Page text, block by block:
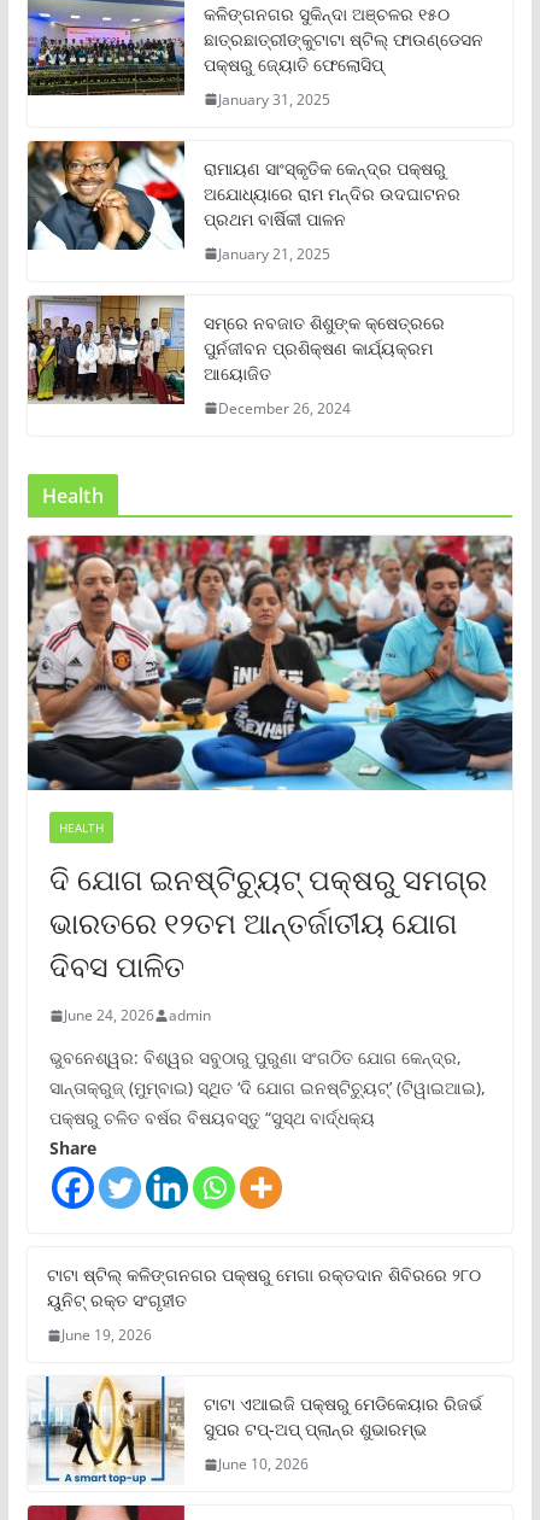
କଳିଙ୍ଗନଗର ସୁକିନ୍ଦା ଅଞ୍ଚଳର ୧୫୦
ଛାତ୍ରଛାତ୍ରୀଙ୍କୁଟାଟା ଷ୍ଟିଲ୍ ଫାଉଣ୍ଡେସନ
ପକ୍ଷରୁ ଜ୍ୟୋତି ଫେଲୋସିପ୍‌
January 31, 2025
ରାମାୟଣ ସାଂସ୍କୃତିକ କେନ୍ଦ୍ର ପକ୍ଷରୁ
ଅଯୋଧ୍ୟାରେ ରାମ ମନ୍ଦିର ଉଦଘାଟନର
ପ୍ରଥମ ବାର୍ଷିକୀ ପାଳନ
January 21, 2025
ସମ୍‌ରେ ନବଜାତ ଶିଶୁଙ୍କ କ୍ଷେତ୍ରରେ
ପୁର୍ନଜୀବନ ପ୍ରଶିକ୍ଷଣ କାର୍ଯ୍ୟକ୍ରମ
ଆୟୋଜିତ
December 26, 2024
Health
HEALTH
ଦି ଯୋଗ ଇନଷ୍ଟିଚ୍ୟୁଟ୍ ପକ୍ଷରୁ ସମଗ୍ର
ଭାରତରେ ୧୨ତମ ଆନ୍ତର୍ଜାତୀୟ ଯୋଗ
ଦିବସ ପାଳିତ
June 24, 2026 admin
ଭୁବନେଶ୍ୱର: ବିଶ୍ୱର ସବୁଠାରୁ ପୁରୁଣା ସଂଗଠିତ ଯୋଗ କେନ୍ଦ୍ର,
ସାନ୍ତାକ୍ରୁଜ୍ (ମୁମ୍ବାଇ) ସ୍ଥିତ ‘ଦି ଯୋଗ ଇନଷ୍ଟିଚ୍ୟୁଟ୍‌’ (ଟିୱାଇଆଇ),
ପକ୍ଷରୁ ଚଳିତ ବର୍ଷର ବିଷୟବସ୍ତୁ “ସୁସ୍ଥ ବାର୍ଦ୍ଧକ୍ୟ
Share
ଟାଟା ଷ୍ଟିଲ୍‌ କଳିଙ୍ଗନଗର ପକ୍ଷରୁ ମେଗା ରକ୍ତଦାନ ଶିବିରରେ ୨୮୦
ୟୁନିଟ୍‌ ରକ୍ତ ସଂଗୃହୀତ
June 19, 2026
ଟାଟା ଏଆଇଜି ପକ୍ଷରୁ ମେଡିକେୟାର ରିଜର୍ଭ
ସୁପର ଟପ୍‌-ଅପ୍ ପ୍ଲାନ୍‌ର ଶୁଭାରମ୍ଭ
June 10, 2026